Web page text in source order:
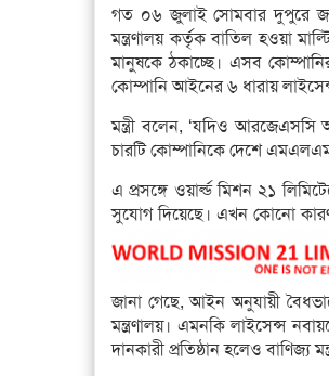
গত ০৬ জুলাই সোমবার দুপুরে
মন্ত্রণালয় কর্তৃক বাতিল হওয়া
মানুষকে ঠকাচ্ছে। এসব
কোম্পানি আইনের ৬ ধারায়
মন্ত্রী বলেন, ‘যদিও আরজেএসসি
চারটি কোম্পানিকে দেশে
এ প্রসঙ্গে ওয়ার্ল্ড মিশন ২১
সুযোগ দিয়েছে। এখন কোনো কারণ
জানা গেছে, আইন অনুযায়ী
মন্ত্রণালয়। এমনকি লাইসেন্স
দানকারী প্রতিষ্ঠান হলেও বাণিজ্য